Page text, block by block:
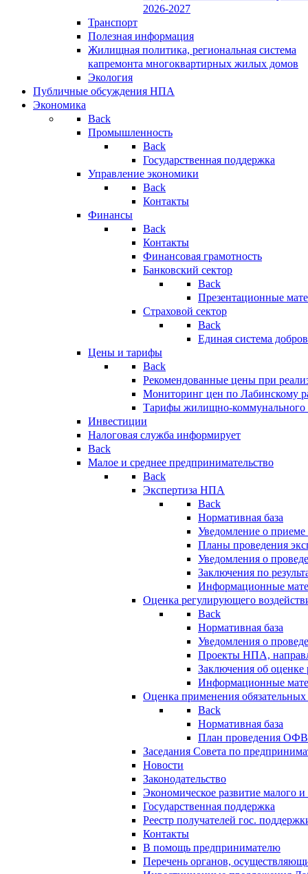
2026-2027
Транспорт
Полезная информация
Жилищная политика, региональная система
капремонта многоквартирных жилых домов
Экология
Публичные обсуждения НПА
Экономика
Back
Промышленность
Back
Государственная поддержка
Управление экономики
Back
Контакты
Финансы
Back
Контакты
Финансовая грамотность
Банковский сектор
Back
Презентационные
Страховой сектор
Back
Единая система
Цены и тарифы
Back
Рекомендованные цены при
Мониторинг цен по Лабинскому
Тарифы жилищно-коммунального
Инвестиции
Налоговая служба информирует
Back
Малое и среднее предпринимательство
Back
Экспертиза НПА
Back
Нормативная база
Уведомление о
Планы проведения
Уведомления о
Заключения по
Информационные
Оценка регулирующего
Back
Нормативная база
Уведомления о
Проекты НПА,
Заключения об
Информационные
Оценка применения
Back
Нормативная база
План проведения
Заседания Совета по
Новости
Законодательство
Экономическое развитие малого и
Государственная поддержка
Реестр получателей гос.
Контакты
В помощь предпринимателю
Перечень органов,